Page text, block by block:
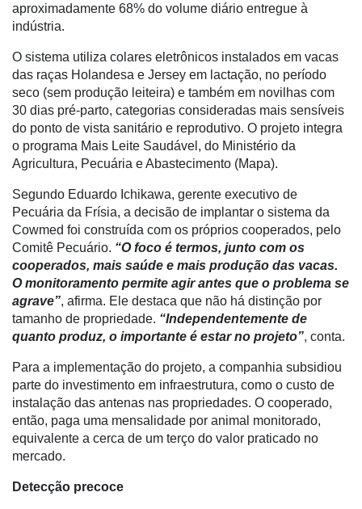
Cadastre-
se
Minha
conta
Notícias
Destaque
Mercado
Troca
de
Cadeira
Artigos
Agenda
Agricultura
de
Precisão
Automação
aproximadamente 68% do volume diário entregue à
indústria.
O sistema utiliza colares eletrônicos instalados em vacas
das raças Holandesa e Jersey em lactação, no período
seco (sem produção leiteira) e também em novilhas com
30 dias pré-parto, categorias consideradas mais sensíveis
do ponto de vista sanitário e reprodutivo. O projeto integra
o programa Mais Leite Saudável, do Ministério da
Agricultura, Pecuária e Abastecimento (Mapa).
Segundo Eduardo Ichikawa, gerente executivo de
Pecuária da Frísia, a decisão de implantar o sistema da
Cowmed foi construída com os próprios cooperados, pelo
Comitê Pecuário. “O foco é termos, junto com os
cooperados, mais saúde e mais produção das vacas.
O monitoramento permite agir antes que o problema se
agrave”, afirma. Ele destaca que não há distinção por
tamanho de propriedade. “Independentemente de
quanto produz, o importante é estar no projeto”, conta.
Para a implementação do projeto, a companhia subsidiou
parte do investimento em infraestrutura, como o custo de
instalação das antenas nas propriedades. O cooperado,
então, paga uma mensalidade por animal monitorado,
equivalente a cerca de um terço do valor praticado no
mercado.
Detecção precoce